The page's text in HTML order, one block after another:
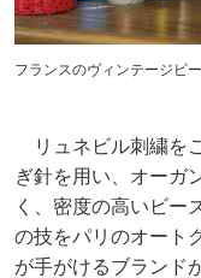
フランスのヴィンテージビ
リュネビル刺繍を
ぎ針を用い、オーガ
く、密度の高いビー
の技をパリのオート
が手がけるブランド